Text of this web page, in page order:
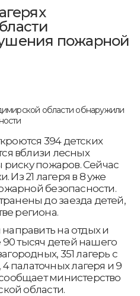
пожарной
394 детских
вблизи лесных
пожаров. Сейчас
Из 21 лагеря в 8 уже
безопасности.
до заезда детей,
региона.
на отдых и
тысяч детей нашего
351 лагерь с
палаточных лагеря и 9
министерство
области.